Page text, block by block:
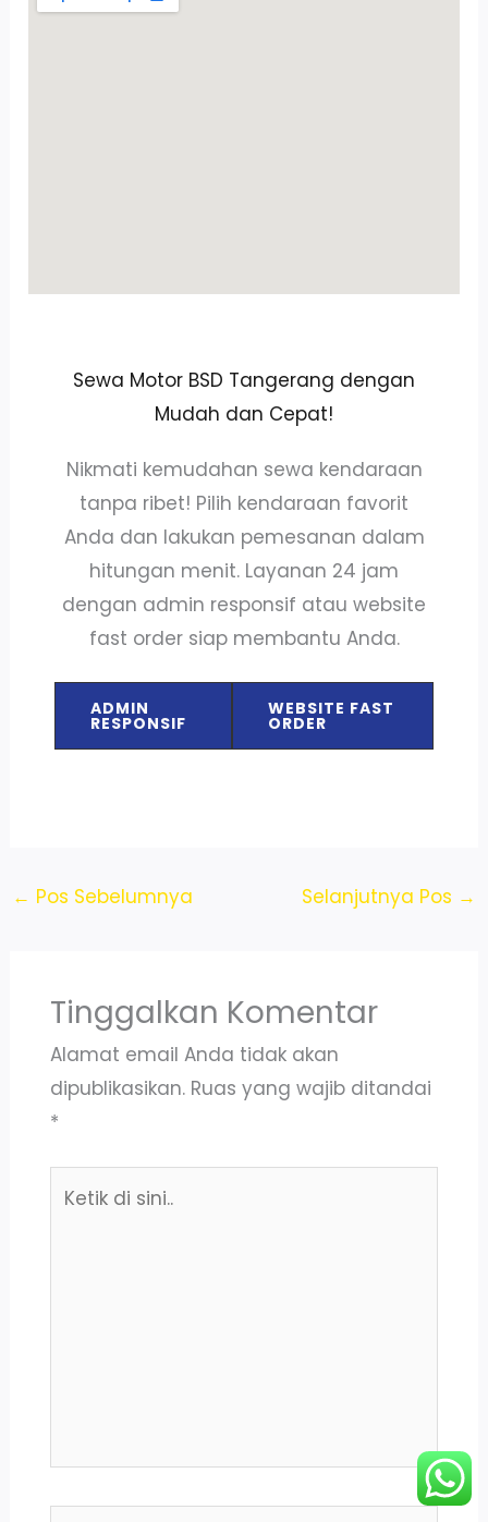
Sewa Motor BSD Tangerang dengan
Mudah dan Cepat!
Nikmati kemudahan sewa kendaraan
tanpa ribet! Pilih kendaraan favorit
Anda dan lakukan pemesanan dalam
hitungan menit. Layanan 24 jam
dengan admin responsif atau website
fast order siap membantu Anda.
ADMIN
RESPONSIF
WEBSITE FAST
ORDER
← Pos Sebelumnya Selanjutnya Pos →
Tinggalkan Komentar
Alamat email Anda tidak akan
dipublikasikan. Ruas yang wajib ditandai
*